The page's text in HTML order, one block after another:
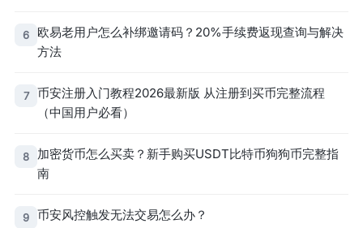
6
欧易老用户怎么补绑邀请码？20%手续费返现查询与解决
方法
7
币安注册入门教程2026最新版 从注册到买币完整流程
（中国用户必看）
8
加密货币怎么买卖？新手购买USDT比特币狗狗币完整指
南
9 币安风控触发无法交易怎么办？